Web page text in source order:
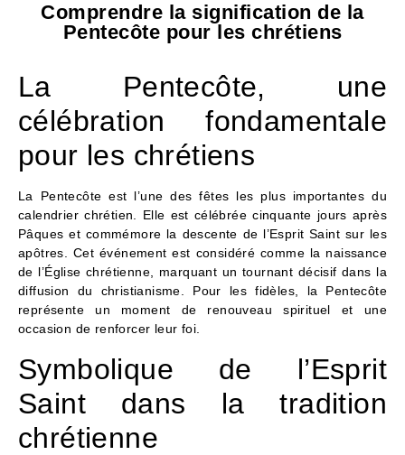
Comprendre la signification de la
Pentecôte pour les chrétiens
La Pentecôte, une
célébration fondamentale
pour les chrétiens
La Pentecôte est l’une des fêtes les plus importantes du
calendrier chrétien. Elle est célébrée cinquante jours après
Pâques et commémore la descente de l’Esprit Saint sur les
apôtres. Cet événement est considéré comme la naissance
de l’Église chrétienne, marquant un tournant décisif dans la
diffusion du christianisme. Pour les fidèles, la Pentecôte
représente un moment de renouveau spirituel et une
occasion de renforcer leur foi.
Symbolique de l’Esprit
Saint dans la tradition
chrétienne